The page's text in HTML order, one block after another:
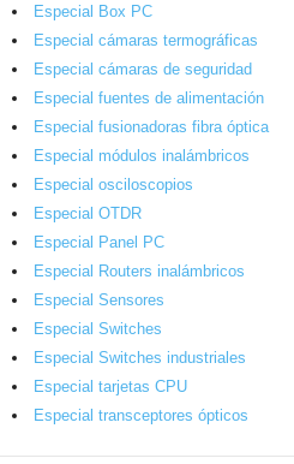
Especial Box PC
Especial cámaras termográficas
Especial cámaras de seguridad
Especial fuentes de alimentación
Especial fusionadoras fibra óptica
Especial módulos inalámbricos
Especial osciloscopios
Especial OTDR
Especial Panel PC
Especial Routers inalámbricos
Especial Sensores
Especial Switches
Especial Switches industriales
Especial tarjetas CPU
Especial transceptores ópticos